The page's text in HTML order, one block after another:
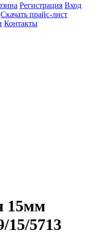
Регистрация Вход
Скачать прайс-лист
Контакты
15мм
15/5713